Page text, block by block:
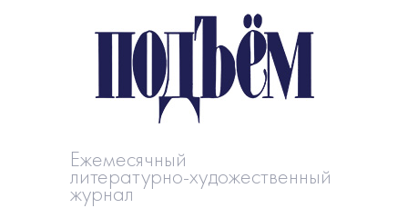
Ежемесячный
литературно-художественный
журнал